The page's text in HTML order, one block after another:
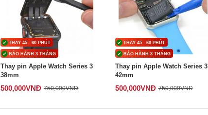
THAY 45 - 60 PHÚT
BẢO HÀNH 3 THÁNG
Thay pin Apple Watch Series 3
38mm
500,000VNĐ 750,000VNĐ
THAY 45 - 60 PHÚT
BẢO HÀNH 3 THÁNG
Thay pin Apple Watch Series 3
42mm
500,000VNĐ 750,000VNĐ